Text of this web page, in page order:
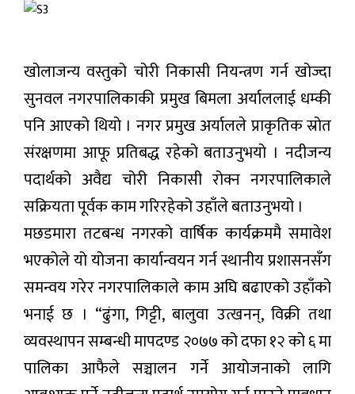
खोलाजन्य वस्तुको चोरी निकासी नियन्त्रण गर्न खोज्दा
सुनवल नगरपालिकाकी प्रमुख बिमला अर्याललाई धम्की
पनि आएको थियो । नगर प्रमुख अर्यालले प्राकृतिक स्रोत
संरक्षणमा आफू प्रतिबद्ध रहेको बताउनुभयो । नदीजन्य
पदार्थको अवैद्य चोरी निकासी रोक्न नगरपालिकाले
सक्रियता पूर्वक काम गरिरहेको उहाँले बताउनुभयो ।
मछडमारा तटबन्ध नगरको वार्षिक कार्यक्रममै समावेश
भएकोले यो योजना कार्यान्वयन गर्न स्थानीय प्रशासनसँग
समन्वय गरेर नगरपालिकाले काम अघि बढाएको उहाँको
भनाई छ । “ढुंगा, गिट्टी, बालुवा उत्खनन्, विक्री तथा
व्यवस्थापन सम्बन्धी मापदण्ड २०७७ को दफा १२ को ६ मा
पालिका आफैले सञ्चालन गर्ने आयोजनाको लागि